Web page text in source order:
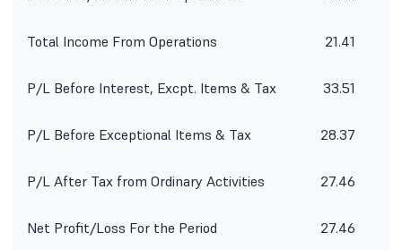
Total Income From Operations 21.41
P/L Before Interest, Excpt. Items & Tax 33.51
P/L Before Exceptional Items & Tax 28.37
P/L After Tax from Ordinary Activities 27.46
Net Profit/Loss For the Period 27.46